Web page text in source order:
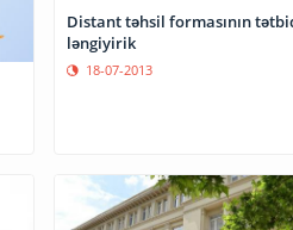
Distant təhsil formasının
ləngiyirik
18-07-2013